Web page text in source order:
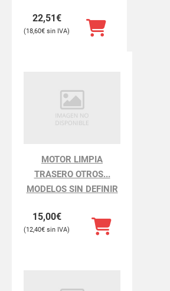
22,51€
18,60€
MOTOR LIMPIA
TRASERO OTROS...
MODELOS SIN DEFINIR
15,00€
12,40€